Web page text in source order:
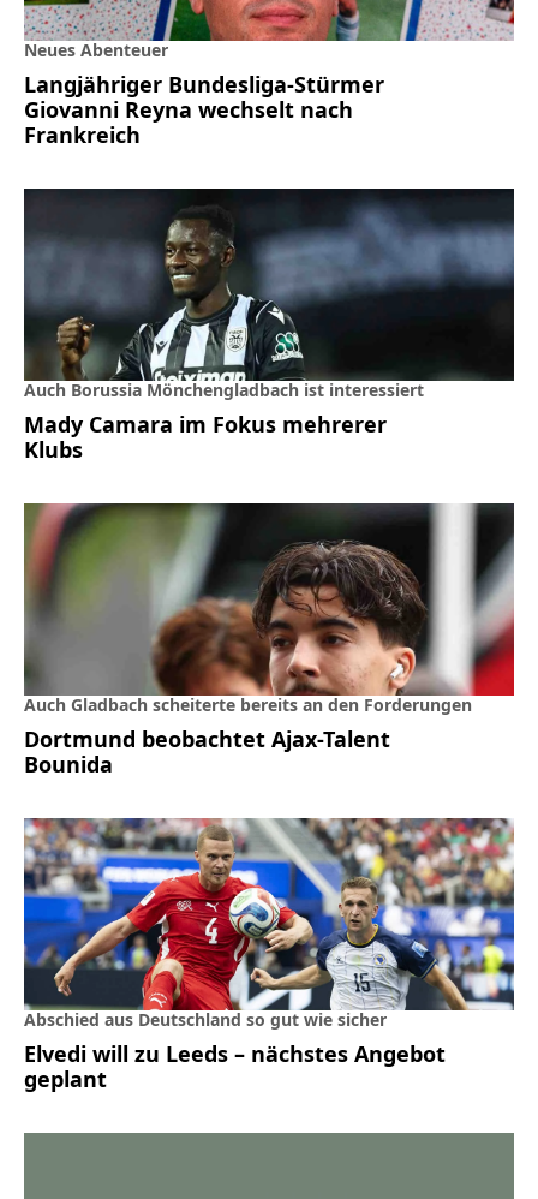
Neues Abenteuer
Langjähriger Bundesliga-Stürmer
Giovanni Reyna wechselt nach
Frankreich
Auch Borussia Mönchengladbach ist interessiert
Mady Camara im Fokus mehrerer
Klubs
Auch Gladbach scheiterte bereits an den Forderungen
Dortmund beobachtet Ajax-Talent
Bounida
Abschied aus Deutschland so gut wie sicher
Elvedi will zu Leeds – nächstes Angebot
geplant